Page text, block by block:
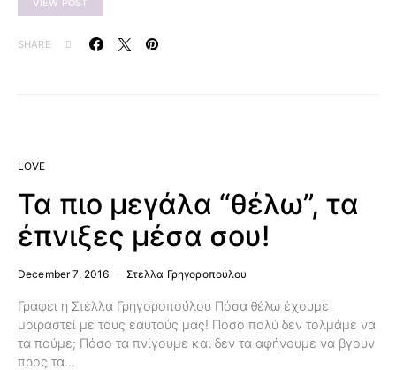
VIEW POST
SHARE
LOVE
Τα πιο μεγάλα “θέλω”, τα
έπνιξες μέσα σου!
December 7, 2016 Στέλλα Γρηγοροπούλου
Γράφει η Στέλλα Γρηγοροπούλου Πόσα θέλω έχουμε
μοιραστεί με τους εαυτούς μας! Πόσο πολύ δεν τολμάμε να
τα πούμε; Πόσο τα πνίγουμε και δεν τα αφήνουμε να βγουν
προς τα…